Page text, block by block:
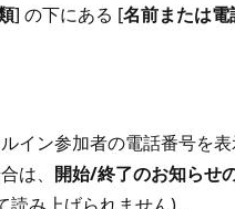
] の下にある [名前または電
イン参加者の電話番号を
は、 開始/終了のお知らせ
み上げられません)。